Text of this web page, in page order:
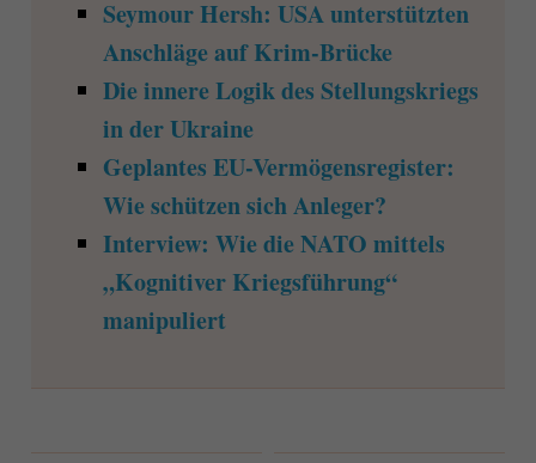
Seymour Hersh: USA unterstützten
Anschläge auf Krim-Brücke
Die innere Logik des Stellungskriegs
in der Ukraine
Geplantes EU-Vermögensregister:
Wie schützen sich Anleger?
Interview: Wie die NATO mittels
„Kognitiver Kriegsführung“
manipuliert